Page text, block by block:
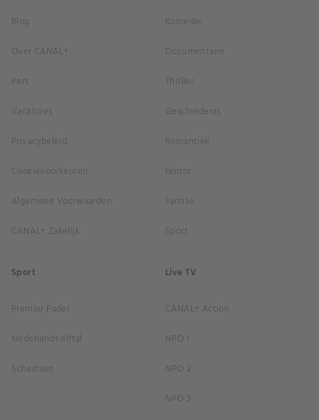
Blog
Over CANAL+
Pers
Vacatures
Privacybeleid
Cookievoorkeuren
Algemene Voorwaarden
CANAL+ Zakelijk
Komedie
Documentaire
Thriller
Geschiedenis
Romantiek
Horror
Familie
Sport
Sport
Premier Padel
Nederlands elftal
Schaatsen
Live TV
CANAL+ Action
NPO 1
NPO 2
NPO 3